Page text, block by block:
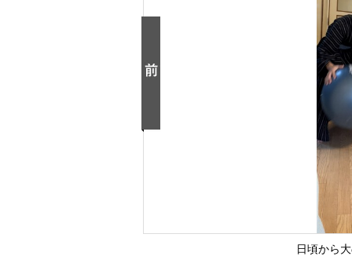
日頃から